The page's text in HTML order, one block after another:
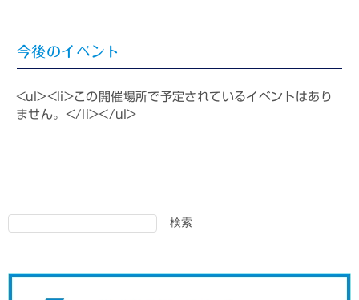
今後のイベント
<ul><li>この開催場所で予定されているイベントはあり
ません。</li></ul>
検索